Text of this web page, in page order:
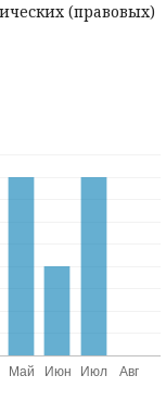
(правовых)